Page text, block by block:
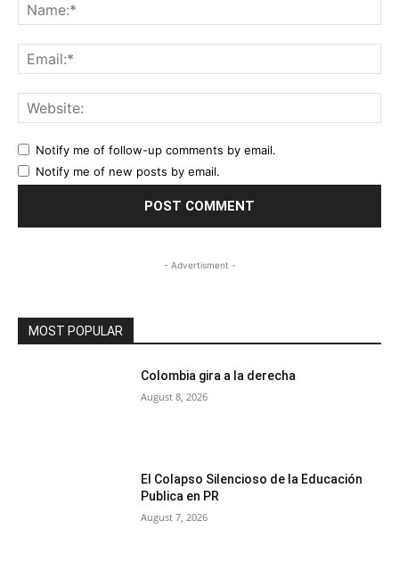
Notify me of follow-up comments by email.
Notify me of new posts by email.
- Advertisment -
MOST POPULAR
Colombia gira a la derecha
August 8, 2026
El Colapso Silencioso de la Educación
Publica en PR
August 7, 2026